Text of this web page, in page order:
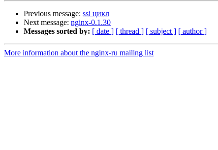
Previous message: ssi цикл
Next message: nginx-0.1.30
Messages sorted by: [ date ] [ thread ] [ subject ] [ author ]
More information about the nginx-ru mailing list